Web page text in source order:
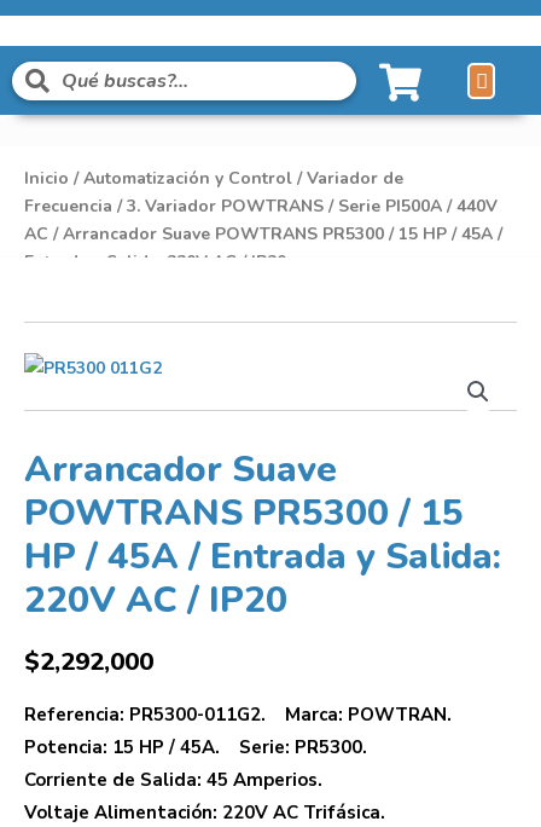
Inicio /Automatización y Control /Variador de
Frecuencia /3. Variador POWTRANS / Serie PI500A /440V
AC / Arrancador Suave POWTRANS PR5300 / 15 HP / 45A /
Entrada y Salida: 220V AC / IP20
Arrancador Suave
POWTRANS PR5300 / 15
HP / 45A / Entrada y Salida:
220V AC / IP20
$2,292,000
Referencia: PR5300-011G2. Marca: POWTRAN.
Potencia: 15 HP / 45A. Serie: PR5300.
Corriente de Salida: 45 Amperios.
Voltaje Alimentación: 220V AC Trifásica.